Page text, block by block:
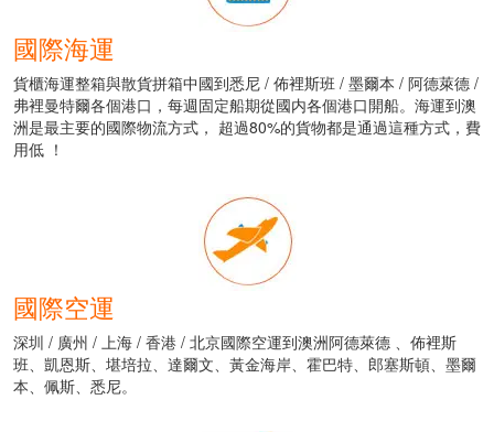
國際海運
貨櫃海運整箱與散貨拼箱中國到悉尼 / 佈裡斯班 / 墨爾本 / 阿德萊德 /
弗裡曼特爾各個港口，每週固定船期從國内各個港口開船。海運到澳
洲是最主要的國際物流方式， 超過80%的貨物都是通過這種方式，費
用低 ！
國際空運
深圳 / 廣州 / 上海 / 香港 / 北京國際空運到澳洲阿德萊德 、佈裡斯
班、凱恩斯、堪培拉、達爾文、黃金海岸、霍巴特、郎塞斯頓、墨爾
本、佩斯、悉尼。